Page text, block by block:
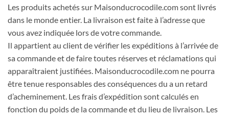
Les produits achetés sur Maisonducrocodile.com sont livrés
dans le monde entier. La livraison est faite à l’adresse que
vous avez indiquée lors de votre commande.
Il appartient au client de vérifier les expéditions à l’arrivée de
sa commande et de faire toutes réserves et réclamations qui
apparaîtraient justifiées. Maisonducrocodile.com ne pourra
être tenue responsables des conséquences du a un retard
d’acheminement. Les frais d’expédition sont calculés en
fonction du poids de la commande et du lieu de livraison. Les